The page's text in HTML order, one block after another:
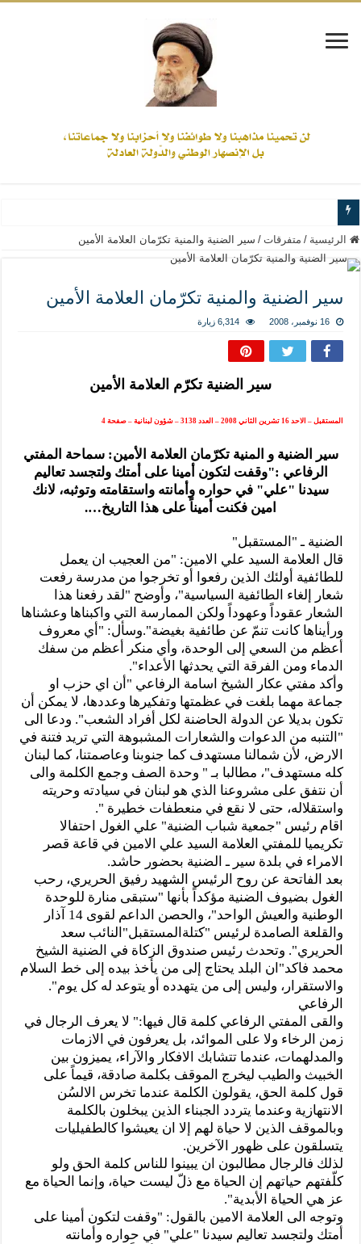
www.alamine.net
مواقف وآراء العلاّمة السيد علي الأمين من الأحداث والقضايا - اضغط للاطلاع
إذا كان التسنن هو الإيمان بسنة رسول الله ( صلى الله عليه وآله) فكلّ
علاقات المذاهب والأديان لا يجوز أن تكون على حساب الأوطان
لن تحمينا مذاهبنا ولا طوائفنا ولا أحزابنا ولا جماعاتنا، بل الإنصهار الوطني والدولة
ليست المنفعة تأتي من إسلامية النّظام كما لا تأتي المضرة من مسيحية النظام
المتهاون بوطنه متهاون بدينه حتماً
نسج العلاقة مع الآخر تكون من خلال منظومة القيم و المبادئ الانسانية التي تجعل
الرئيسية / متفرقات / سير الضنية والمنية تكرّمان العلامة الأمين
سير الضنية والمنية تكرّمان العلامة الأمين
16 نوفمبر، 2008 6,314 زيارة
سير الضنية تكرّم العلامة الأمين
المستقبل – الاحد 16 تشرين الثاني 2008 – العدد 3138 – شؤون لبنانية – صفحة 4
سير الضنية و المنية تكرّمان العلامة الأمين: سماحة المفتي
الرفاعي :"وقفت لتكون أمينا على أمتك ولتجسد تعاليم
سيدنا "علي" في حواره وأمانته واستقامته وتوثبه، لانك
امين فكنت أميناً على هذا التاريخ….
الضنية ـ "المستقبل"
قال العلامة السيد علي الامين: "من العجيب ان يعمل
للطائفية أولئك الذين رفعوا أو تخرجوا من مدرسة رفعت
شعار إلغاء الطائفية السياسية"، وأوضح "لقد رفعنا هذا
الشعار عقوداً وعهوداً ولكن الممارسة التي واكبناها وعشناها
ورأيناها كانت تنمّ عن طائفية بغيضة".وسأل: "أي معروف
أعظم من السعي إلى الوحدة، وأي منكر أعظم من سفك
الدماء ومن الفرقة التي يحدثها الأعداء".
وأكد مفتي عكار الشيخ اسامة الرفاعي "أن اي حزب او
جماعة مهما بلغت في عظمتها وتفكيرها وعددها، لا يمكن أن
تكون بديلا عن الدولة الحاضنة لكل أفراد الشعب". ودعا الى
"التنبه من الدعوات والشعارات المشبوهة التي تريد فتنة في
الارض، لأن شمالنا مستهدف كما جنوبنا وعاصمتنا، كما لبنان
كله مستهدف"، مطالبا بـ " وحدة الصف وجمع الكلمة والى
أن نتفق على مشروعنا الذي هو لبنان في سيادته وحريته
واستقلاله، حتى لا نقع في منعطفات خطيرة ".
اقام رئيس "جمعية شباب الضنية" علي الغول احتفالا
تكريميا للمفتي العلامة السيد علي الامين في قاعة قصر
الامراء في بلدة سير ـ الضنية بحضور حاشد.
بعد الفاتحة عن روح الرئيس الشهيد رفيق الحريري، رحب
الغول بضيوف الضنية مؤكداً بأنها "ستبقى منارة للوحدة
الوطنية والعيش الواحد"، والحصن الداعم لقوى 14 آذار
والقلعة الصامدة لرئيس "كتلةالمستقبل"النائب سعد
الحريري". وتحدث رئيس صندوق الزكاة في الضنية الشيخ
محمد فاكد"ان البلد يحتاج إلى من يأخذ بيده إلى خط السلام
والاستقرار، وليس إلى من يتهدده أو يتوعد له كل يوم".
الرفاعي
والقى المفتي الرفاعي كلمة قال فيها:" لا يعرف الرجال في
زمن الرخاء ولا على الموائد، بل يعرفون في الازمات
والمدلهمات، عندما تتشابك الافكار والآراء، يميزون بين
الخبيث والطيب ليخرج الموقف بكلمة صادقة، قيماً على
قول كلمة الحق، يقولون الكلمة عندما تخرس الالسُن
الانتهازية وعندما يتردد الجبناء الذين يبخلون بالكلمة
وبالموقف الذين لا حياة لهم إلا ان يعيشوا كالطفيليات
يتسلقون على ظهور الآخرين.
لذلك فالرجال مطالبون ان يبينوا للناس كلمة الحق ولو
كلّفتهم حياتهم إن الحياة مع ذلّ ليست حياة، وإنما الحياة مع
عز هي الحياة الأبدية".
وتوجه الى العلامة الامين بالقول: "وقفت لتكون أمينا على
أمتك ولتجسد تعاليم سيدنا "علي" في حواره وأمانته